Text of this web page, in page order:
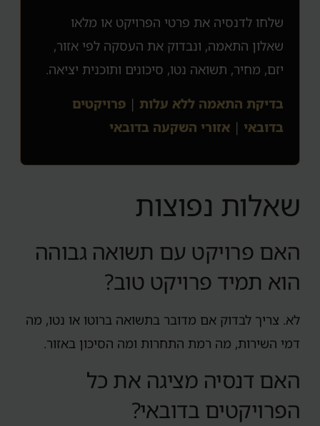
שלחו לדנסיה את פרטי הפרויקט או מלאו
שאלון התאמה, ונבדוק את העסקה לפי אזור,
יזם, מחיר, תשואה נטו, סיכונים ותוכנית יציאה.
בדיקת התאמה ללא עלות | פרויקטים
בדובאי | אזורי השקעה בדובאי
שאלות נפוצות
האם פרויקט עם תשואה גבוהה
הוא תמיד פרויקט טוב?
לא. צריך לבדוק אם מדובר בתשואה ברוטו או נטו, מה
דמי השירות, מה רמת התחרות ומה הסיכון באזור.
האם דנסיה מציגה את כל
הפרויקטים בדובאי?